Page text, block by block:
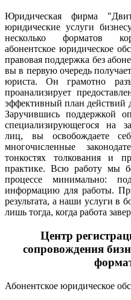
Юридическая фирма
юридические услуги
несколько форматов
абонентское юридическое
правовая поддержка без
вы в первую очередь
юриста. Он грамотно
проанализирует
эффективный план действий
Заручившись поддержкой
специализирующегося на
лиц, вы освобождаете
многочисленные
тонкостях толкования и
практике. Всю работу мы
процессе минимально:
информацию для работы.
результата, а наши услуги в
лишь тогда, когда работа
Центр
сопровождения
Абонентское юридическое